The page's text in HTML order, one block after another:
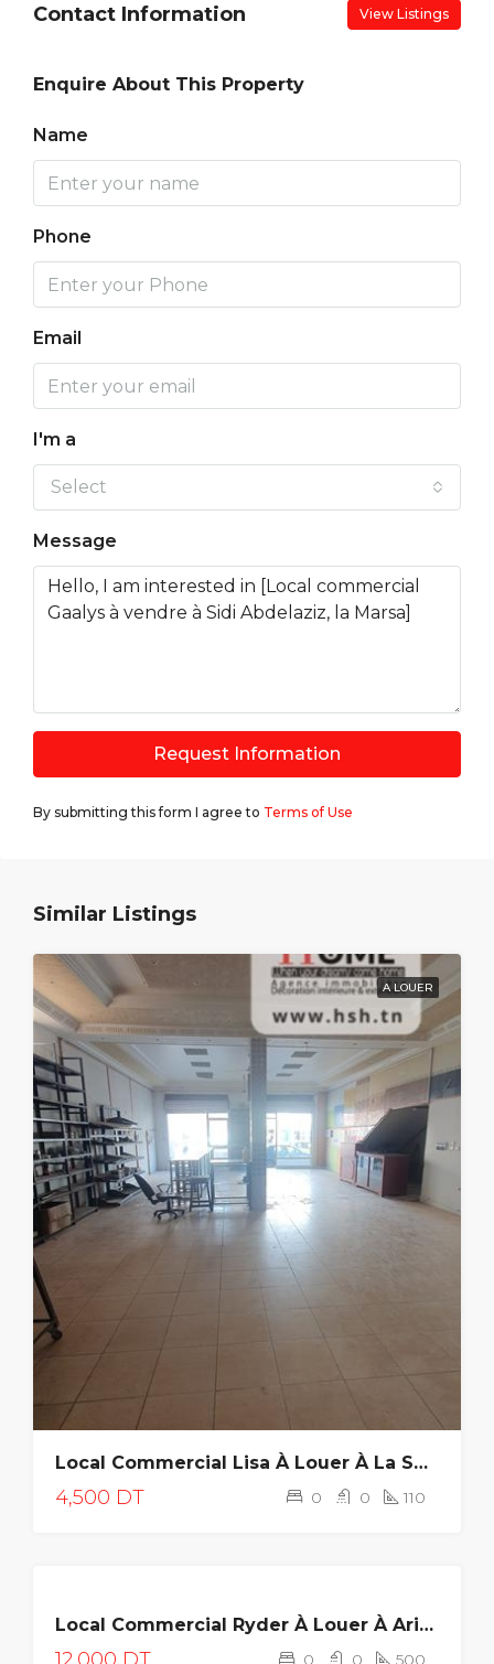
Contact Information View Listings
Enquire About This Property
Name
Phone
Email
I'm a
Select
Message
Request Information
By submitting this form I agree to Terms of Use
Similar Listings
A LOUER
Local Commercial Lisa À Louer À La Soukra
4,500 DT 0 0 110
Local Commercial Ryder À Louer À Ariana